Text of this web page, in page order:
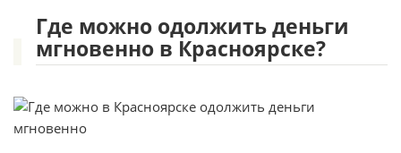
Где можно одолжить деньги
мгновенно в Красноярске?